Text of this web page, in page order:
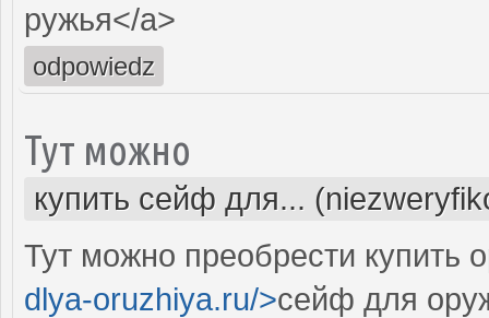
ружья</a>
odpowiedz
Тут можно
купить сейф для...
Тут можно преобрести
dlya-oruzhiya.ru/>сейф для